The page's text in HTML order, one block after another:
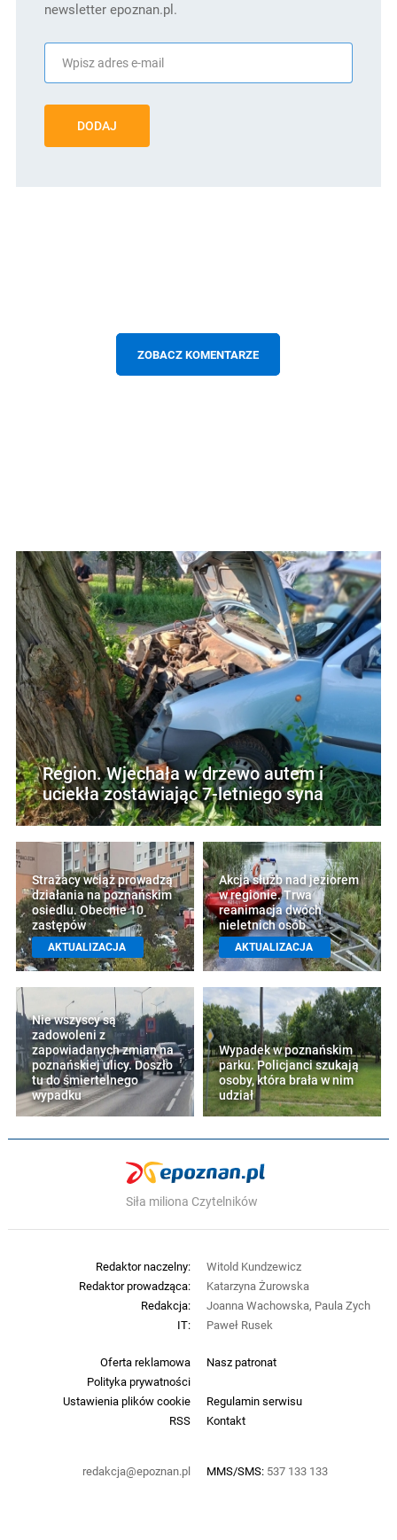
newsletter epoznan.pl.
DODAJ
ZOBACZ KOMENTARZE
Region. Wjechała w drzewo autem i
uciekła zostawiając 7-letniego syna
Strażacy wciąż prowadzą
działania na poznańskim
osiedlu. Obecnie 10
zastępów
AKTUALIZACJA
Akcja służb nad jeziorem
w regionie. Trwa
reanimacja dwóch
nieletnich osób
AKTUALIZACJA
Nie wszyscy są
zadowoleni z
zapowiadanych zmian na
poznańskiej ulicy. Doszło
tu do śmiertelnego
wypadku
Wypadek w poznańskim
parku. Policjanci szukają
osoby, która brała w nim
udział
Siła miliona Czytelników
Oferta reklamowa
Nasz patronat
Polityka prywatności
Ustawienia plików cookie
Regulamin serwisu
RSS
Kontakt
redakcja@epoznan.pl MMS/SMS: 537 133 133
Redaktor naczelny:
Witold Kundzewicz
Redaktor prowadząca:
Katarzyna Żurowska
Redakcja:
Joanna Wachowska, Paula Zych
IT:
Paweł Rusek